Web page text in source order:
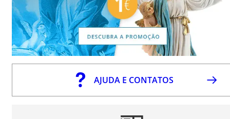
AJUDA E CONTATOS